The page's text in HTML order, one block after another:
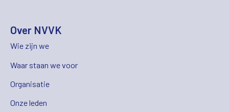
Over NVVK
Wie zijn we
Waar staan we voor
Organisatie
Onze leden